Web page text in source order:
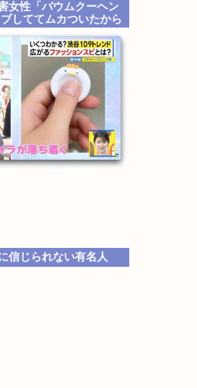
女性「バウムクーヘン
しててムカついたから
信じられない有名人